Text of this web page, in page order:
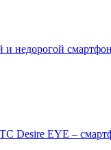
недорогой
Desire EYE –